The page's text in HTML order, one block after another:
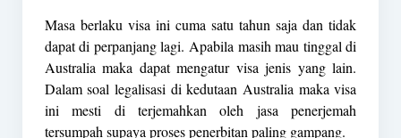
Masa berlaku visa ini cuma satu tahun saja dan tidak
dapat di perpanjang lagi. Apabila masih mau tinggal di
Australia maka dapat mengatur visa jenis yang lain.
Dalam soal legalisasi di kedutaan Australia maka visa
ini mesti di terjemahkan oleh jasa penerjemah
tersumpah supaya proses penerbitan paling gampang.